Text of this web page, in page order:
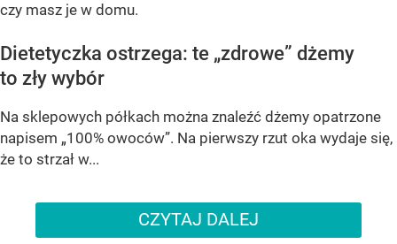
czy masz je w domu.
Dietetyczka ostrzega: te „zdrowe” dżemy
to zły wybór
Na sklepowych półkach można znaleźć dżemy opatrzone
napisem „100% owoców”. Na pierwszy rzut oka wydaje się,
że to strzał w...
CZYTAJ DALEJ